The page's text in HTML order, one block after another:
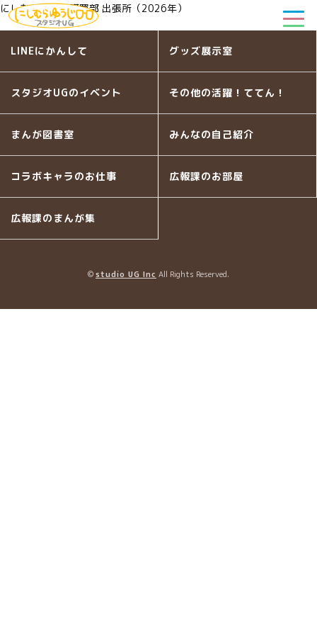
にしむらゆうじ購買部 出張所（2026年）
LINEにかんして グッズ展示室
スタジオUGのイベント その他の活躍！ててん！
まんが図書室 みんなの自己紹介
コラボキャラのお仕事 広報課のお部屋
広報課のまんが集
©studio UG Inc All Rights Reserved.